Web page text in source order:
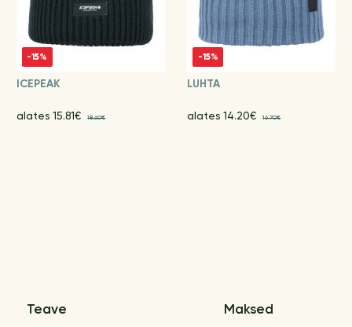
-15%
ICEPEAK
alates 15.81€ 18.60€
-15%
LUHTA
alates 14.20€ 16.70€
Teave Maksed